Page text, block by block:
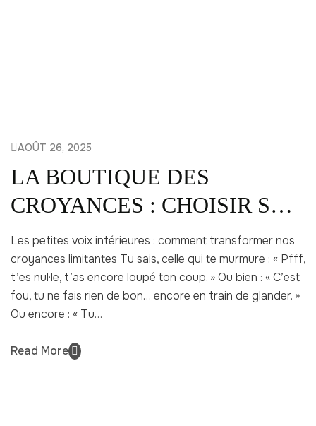
AOÛT 26, 2025
LA BOUTIQUE DES
CROYANCES : CHOISIR SA
VIE
Les petites voix intérieures : comment transformer nos
croyances limitantes Tu sais, celle qui te murmure : « Pfff,
t’es nul·le, t’as encore loupé ton coup. » Ou bien : « C’est
fou, tu ne fais rien de bon… encore en train de glander. »
Ou encore : « Tu…
Read More